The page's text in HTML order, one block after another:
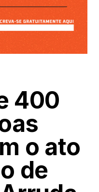
400
o ato
de